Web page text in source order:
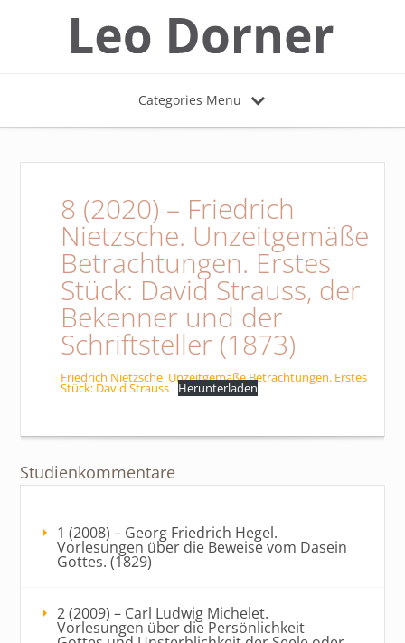
Categories Menu
8 (2020) – Friedrich
Nietzsche. Unzeitgemäße
Betrachtungen. Erstes
Stück: David Strauss, der
Bekenner und der
Schriftsteller (1873)
Friedrich Nietzsche_Unzeitgemäße Betrachtungen. Erstes
Stück: David Strauss Herunterladen
Studienkommentare
1 (2008) – Georg Friedrich Hegel.
Vorlesungen über die Beweise vom Dasein
Gottes. (1829)
2 (2009) – Carl Ludwig Michelet.
Vorlesungen über die Persönlichkeit